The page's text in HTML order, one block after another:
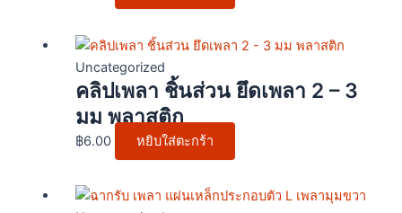
Uncategorized
คลิปเพลา ชิ้นส่วน ยึดเพลา 2 – 3
มม พลาสติก
฿6.00 หยิบใส่ตะกร้า